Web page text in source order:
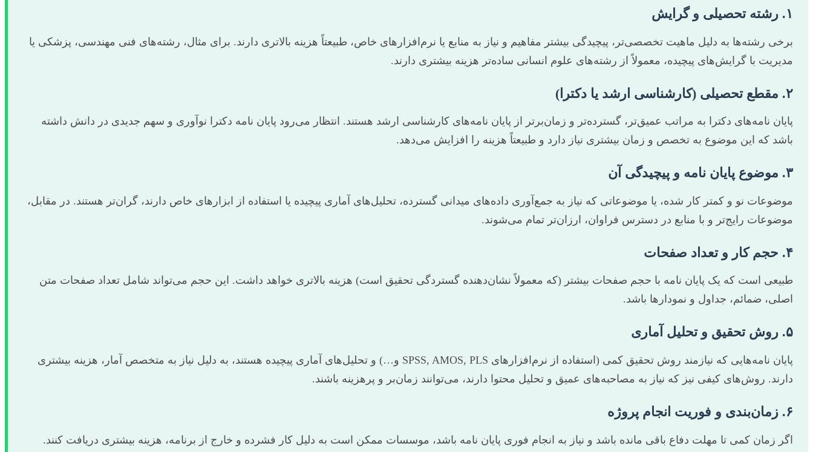
۱. رشته تحصیلی و گرایش
برخی رشته‌ها به دلیل ماهیت تخصصی‌تر، پیچیدگی بیشتر مفاهیم و نیاز به منابع یا نرم‌افزارهای خاص، طبیعتاً هزینه بالاتری دارند. برای مثال، رشته‌های فنی مهندسی، پزشکی یا
مدیریت با گرایش‌های پیچیده، معمولاً از رشته‌های علوم انسانی ساده‌تر هزینه بیشتری دارند.
۲. مقطع تحصیلی (کارشناسی ارشد یا دکترا)
پایان نامه‌های دکترا به مراتب عمیق‌تر، گسترده‌تر و زمان‌برتر از پایان نامه‌های کارشناسی ارشد هستند. انتظار می‌رود پایان نامه دکترا نوآوری و سهم جدیدی در دانش داشته
باشد که این موضوع به تخصص و زمان بیشتری نیاز دارد و طبیعتاً هزینه را افزایش می‌دهد.
۳. موضوع پایان نامه و پیچیدگی آن
موضوعات نو و کمتر کار شده، یا موضوعاتی که نیاز به جمع‌آوری داده‌های میدانی گسترده، تحلیل‌های آماری پیچیده یا استفاده از ابزارهای خاص دارند، گران‌تر هستند. در مقابل،
موضوعات رایج‌تر و با منابع در دسترس فراوان، ارزان‌تر تمام می‌شوند.
۴. حجم کار و تعداد صفحات
طبیعی است که یک پایان نامه با حجم صفحات بیشتر (که معمولاً نشان‌دهنده گستردگی تحقیق است) هزینه بالاتری خواهد داشت. این حجم می‌تواند شامل تعداد صفحات متن
اصلی، ضمائم، جداول و نمودارها باشد.
۵. روش تحقیق و تحلیل آماری
پایان نامه‌هایی که نیازمند روش تحقیق کمی (استفاده از نرم‌افزارهای SPSS, AMOS, PLS و…) و تحلیل‌های آماری پیچیده هستند، به دلیل نیاز به متخصص آمار، هزینه بیشتری
دارند. روش‌های کیفی نیز که نیاز به مصاحبه‌های عمیق و تحلیل محتوا دارند، می‌توانند زمان‌بر و پرهزینه باشند.
۶. زمان‌بندی و فوریت انجام پروژه
اگر زمان کمی تا مهلت دفاع باقی مانده باشد و نیاز به انجام فوری پایان نامه باشد، موسسات ممکن است به دلیل کار فشرده و خارج از برنامه، هزینه بیشتری دریافت کنند.